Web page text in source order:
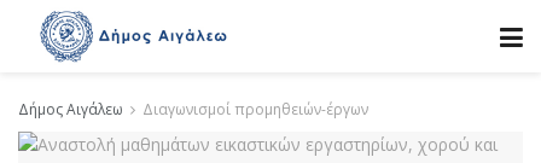
Δήμος Αιγάλεω Διαγωνισμοί προμηθειών-έργων